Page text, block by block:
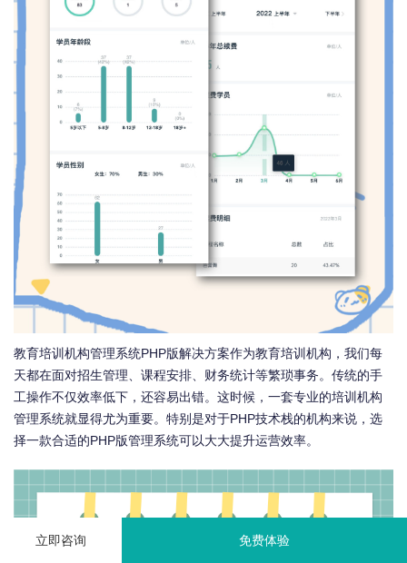
教育培训机构管理系统PHP版解决方案作为教育培训机构，我们每
天都在面对招生管理、课程安排、财务统计等繁琐事务。传统的手
工操作不仅效率低下，还容易出错。这时候，一套专业的培训机构
管理系统就显得尤为重要。特别是对于PHP技术栈的机构来说，选
择一款合适的PHP版管理系统可以大大提升运营效率。
立即咨询 免费体验